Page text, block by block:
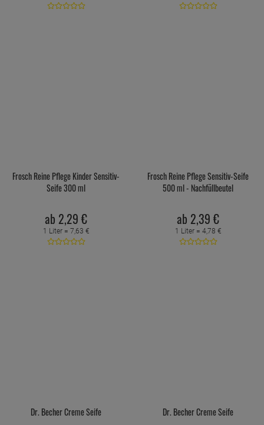
Frosch Reine Pflege Kinder Sensitiv-
Seife 300 ml
ab 2,29 €
1 Liter = 7,63 €
Frosch Reine Pflege Sensitiv-Seife
500 ml - Nachfüllbeutel
ab 2,39 €
1 Liter = 4,78 €
Dr. Becher Creme Seife Dr. Becher Creme Seife